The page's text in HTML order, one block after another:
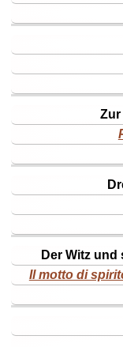
ital.
Der Witz
Il motto di